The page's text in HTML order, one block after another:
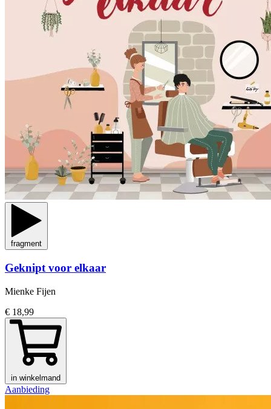
fragment
Geknipt voor elkaar
Mienke Fijen
€ 18,99
in winkelmand
Aanbieding